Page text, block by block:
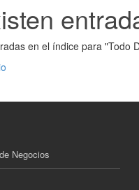
en el índice para "Todo
Negocios